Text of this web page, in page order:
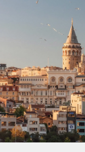
Zzp'ers
PEO
Ingewikkelde
Remote
HR naadloos
Platform
Ingebouwde
GROEIFASE
Start-ups
Flexibele
bedrijven
Mid-market
Teams
Enterprise
Global HR voor
Ontdek
internationale
LEREN MET
Onderzoek en
Casestudy's
HR-woordenlijst
Checklists en
Deutsch
Español
Italiano
Português